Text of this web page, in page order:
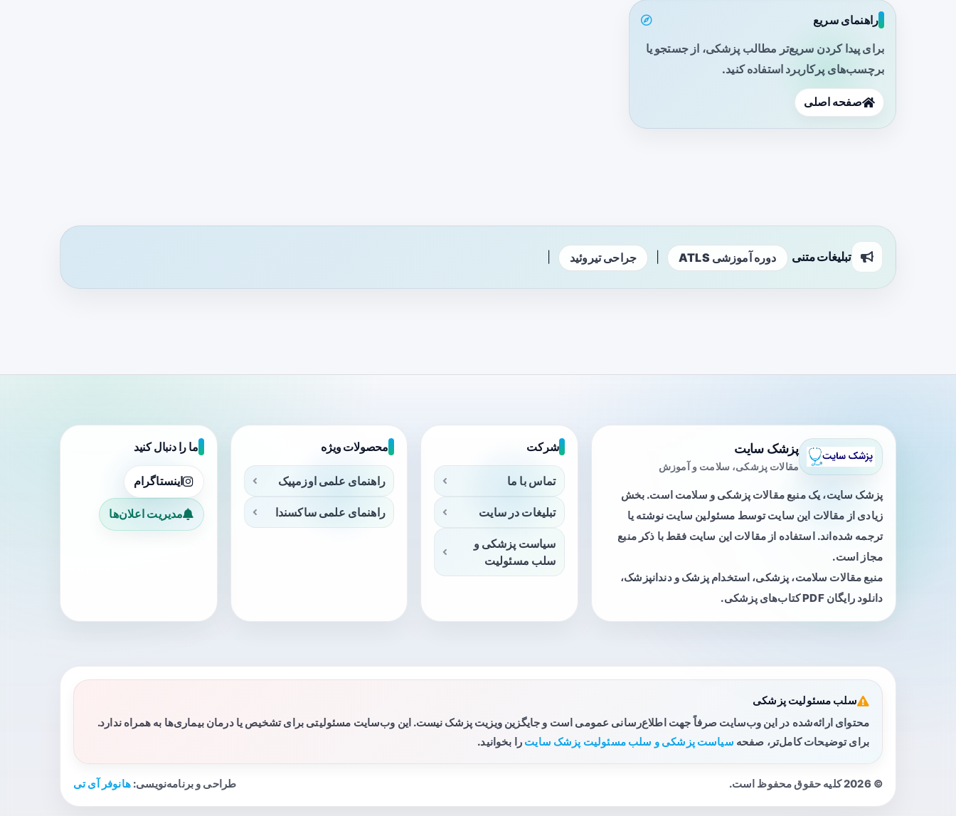
راهنمای سریع
برای پیدا کردن سریع‌تر مطالب پزشکی، از جستجو یا
برچسب‌های پرکاربرد استفاده کنید.
صفحه اصلی
تبلیغات متنی دوره آموزشی ATLS جراحی تیروئید
پزشک سایت
مقالات پزشکی، سلامت و آموزش
پزشک سایت، یک منبع مقالات پزشکی و سلامت است. بخش
زیادی از مقالات این سایت توسط مسئولین سایت نوشته یا
ترجمه شده‌اند. استفاده از مقالات این سایت فقط با ذکر منبع
مجاز است.
منبع مقالات سلامت، پزشکی، استخدام پزشک و دندانپزشک،
دانلود رایگان PDF کتاب‌های پزشکی.
شرکت
تماس با ما
تبلیغات در سایت
سیاست پزشکی و
سلب مسئولیت
محصولات ویژه
راهنمای علمی اوزمپیک
راهنمای علمی ساکسندا
ما را دنبال کنید
اینستاگرام
مدیریت اعلان‌ها
سلب مسئولیت پزشکی
محتوای ارائه‌شده در این وب‌سایت صرفاً جهت اطلاع‌رسانی عمومی است و جایگزین ویزیت پزشک نیست. این وب‌سایت مسئولیتی برای تشخیص یا درمان بیماری‌ها به همراه ندارد.
برای توضیحات کامل‌تر، صفحه سیاست پزشکی و سلب مسئولیت پزشک سایت را بخوانید.
© 2026 کلیه حقوق محفوظ است. طراحی و برنامه‌نویسی:هانوفر آی تی